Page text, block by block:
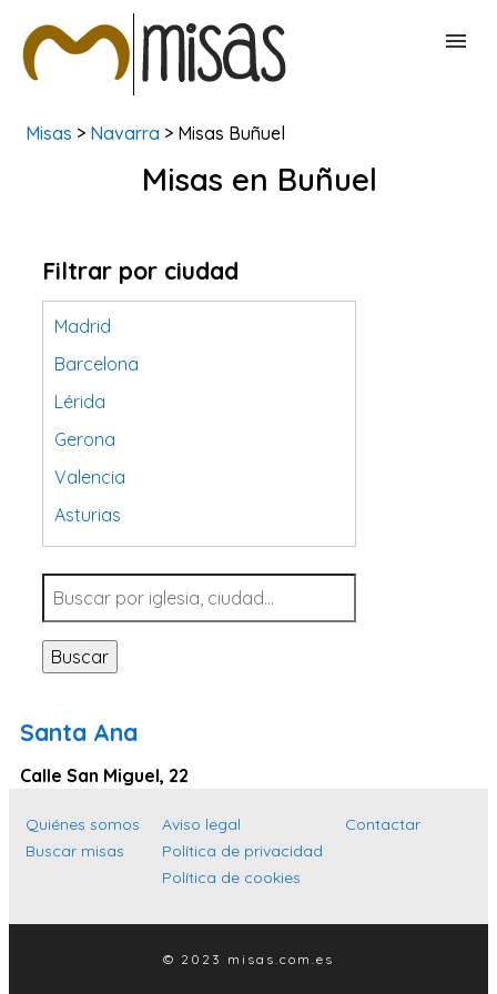
BUSCAR MISAS
Misas > Navarra > Misas Buñuel
Misas en Buñuel
Filtrar por ciudad
Madrid
Barcelona
Lérida
Gerona
Valencia
Asturias
Tarragona
Navarra
Valladolid
Sevilla
Santa Cruz de Tenerife
Cantabria
Islas Baleares
Las Palmas
Alicante
Buscar
Santa Ana
Calle San Miguel, 22
Quiénes somos
Buscar misas
Aviso legal
Política de privacidad
Política de cookies
Contactar
© 2023 misas.com.es